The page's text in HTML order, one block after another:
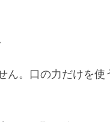
。口の力だけを使